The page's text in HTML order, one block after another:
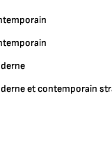
et contemporain